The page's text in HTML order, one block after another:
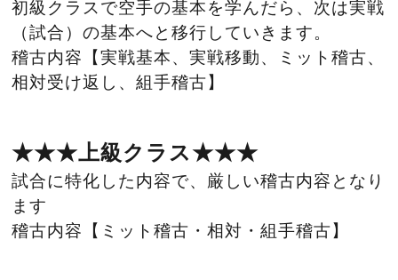
初級クラスで空手の基本を学んだら、次は実戦
（試合）の基本へと移行していきます。
稽古内容【実戦基本、実戦移動、ミット稽古、
相対受け返し、組手稽古】
★★★上級クラス★★★
試合に特化した内容で、厳しい稽古内容となり
ます
稽古内容【ミット稽古・相対・組手稽古】